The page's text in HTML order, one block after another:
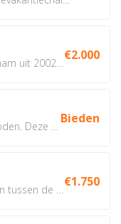
€2.000
Bieden
€1.750